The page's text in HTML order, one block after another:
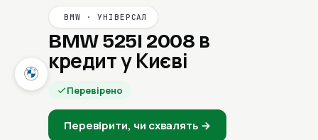
BMW · УНІВЕРСАЛ
BMW 525I 2008 в
кредит у Києві
Перевірено
Перевірити, чи схвалять →